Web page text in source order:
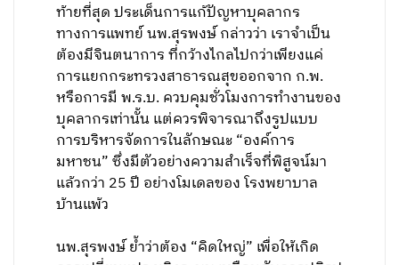
ท้ายที่สุด ประเด็นการแก้ปัญหาบุคลากร
ทางการแพทย์ นพ.สุรพงษ์ กล่าวว่า เราจำเป็น
ต้องมีจินตนาการ ที่กว้างไกลไปกว่าเพียงแค่
การแยกกระทรวงสาธารณสุขออกจาก ก.พ.
หรือการมี พ.ร.บ. ควบคุมชั่วโมงการทำงานของ
บุคลากรเท่านั้น แต่ควรพิจารณาถึงรูปแบบ
การบริหารจัดการในลักษณะ “องค์การ
มหาชน” ซึ่งมีตัวอย่างความสำเร็จที่พิสูจน์มา
แล้วกว่า 25 ปี อย่างโมเดลของ โรงพยาบาล
บ้านแพ้ว
นพ.สุรพงษ์ ย้ำว่าต้อง “คิดใหญ่” เพื่อให้เกิด